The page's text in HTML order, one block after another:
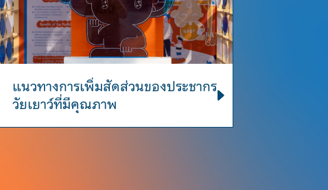
แนวทางการเพิ่มสัดส่วนของประชากร
วัยเยาว์ที่มีคุณภาพ